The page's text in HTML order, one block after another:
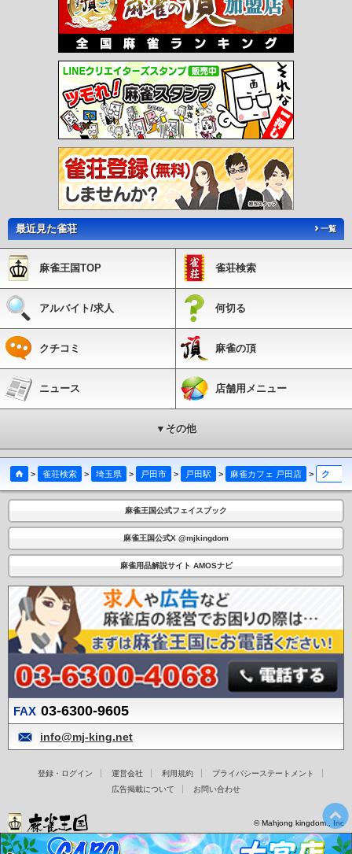
最近見た雀荘 一覧
麻雀王国TOP 雀荘検索
アルバイト/求人 何切る
クチコミ 麻雀の頂
ニュース 店舗用メニュー
▼その他
> 雀荘検索 > 埼玉県 > 戸田市 > 戸田駅 > 麻雀カフェ 戸田店 > クチコミ投稿
麻雀王国公式フェイスブック
麻雀王国公式X @mjkingdom
麻雀用品解説サイト AMOSナビ
FAX 03-6300-9605
info@mj-king.net
登録・ログイン 運営会社 利用規約
プライバシーステートメント
広告掲載について
お問い合わせ
© Mahjong kingdom., Inc